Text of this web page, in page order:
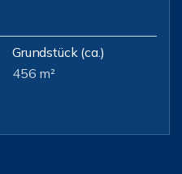
Grundstück(ca.)
456 m²